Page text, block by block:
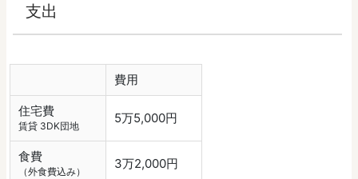
支出
費用
住宅費
賃貸 3DK団地
5万5,000円
食費
（外食費込み）
3万2,000円